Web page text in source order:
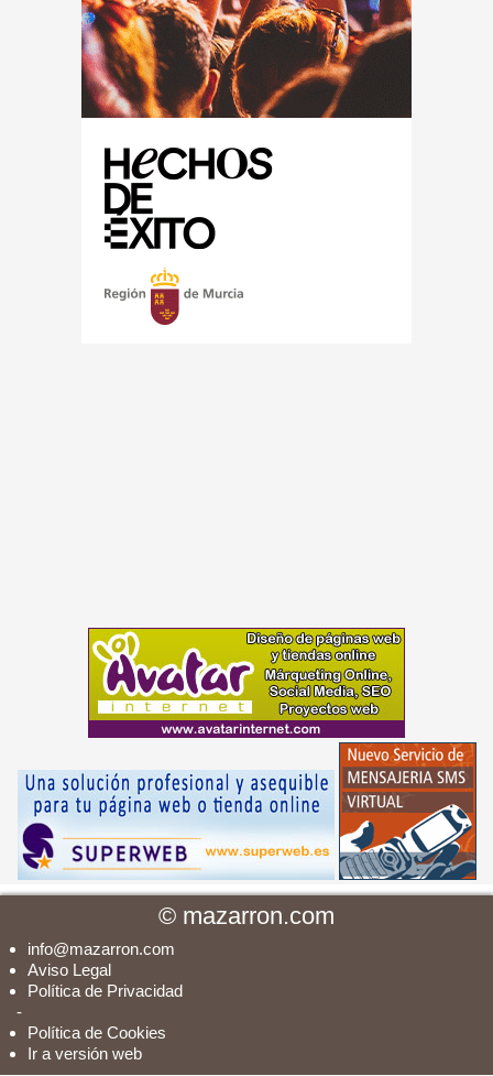
© mazarron.com
info@mazarron.com
Aviso Legal
Política de Privacidad
-
Política de Cookies
Ir a versión web